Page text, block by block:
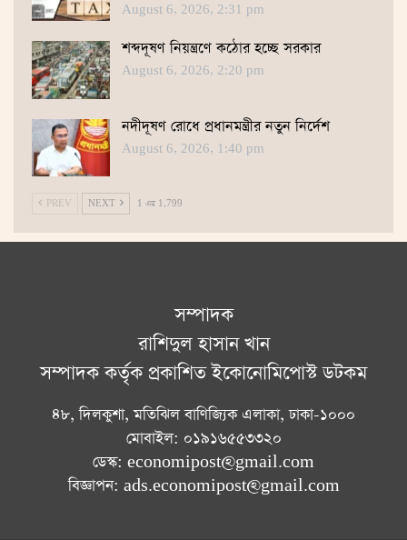
August 6, 2026, 2:31 pm
শব্দদূষণ নিয়ন্ত্রণে কঠোর হচ্ছে সরকার
August 6, 2026, 2:20 pm
নদীদূষণ রোধে প্রধানমন্ত্রীর নতুন নির্দেশ
August 6, 2026, 1:40 pm
PREV NEXT 1 এর 1,799
সম্পাদক
রাশিদুল হাসান খান
সম্পাদক কর্তৃক প্রকাশিত ইকোনোমিপোস্ট ডটকম
৪৮, দিলকুশা, মতিঝিল বাণিজ্যিক এলাকা, ঢাকা-১০০০
মোবাইল: ০১৯১৬৫৫৩৩২০
ডেস্ক: economipost@gmail.com
বিজ্ঞাপন: ads.economipost@gmail.com